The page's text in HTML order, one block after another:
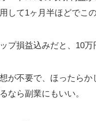
して1ヶ月半ほどでこの
ップ損益込みだと、10万
が不要で、ほったらか
なら副業にもいい。